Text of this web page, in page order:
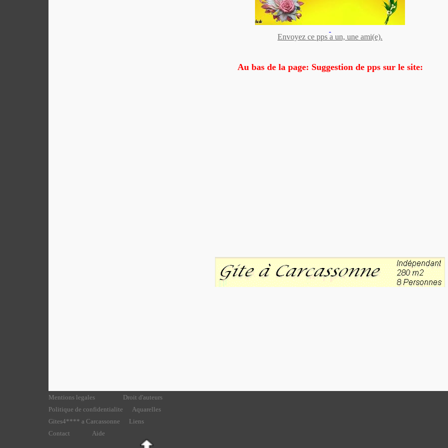
Envoyez ce pps a un, une ami(e).
Au bas de la page: Suggestion de pps sur le site:
Mentions legales
Droit d'auteurs
Politique de confidentialite
Aquarelles
Gites4**** a Carcassonne
Liens
Contact
Aide